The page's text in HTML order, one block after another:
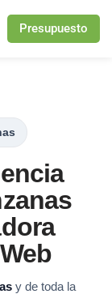
Presupuesto
y de toda la